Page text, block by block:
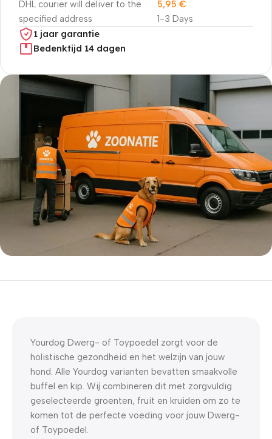
DHL courier will deliver to the
specified address
1-3 Days
5,95 €
1 jaar garantie
Bedenktijd 14 dagen
5% korting met code
Yourdog Dwerg- of Toypoedel zorgt voor de
holistische gezondheid en het welzijn van jouw
hond. Alle Yourdog varianten bevatten smaakvolle
buffel en kip. Wij combineren dit met zorgvuldig
geselecteerde groenten, fruit en kruiden om zo te
komen tot de perfecte voeding voor jouw Dwerg-
of Toypoedel.